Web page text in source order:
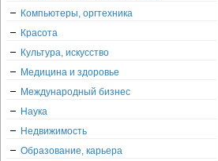
Компьютеры, оргтехника
Красота
Культура, искусство
Медицина и здоровье
Международный бизнес
Наука
Недвижимость
Образование, карьера